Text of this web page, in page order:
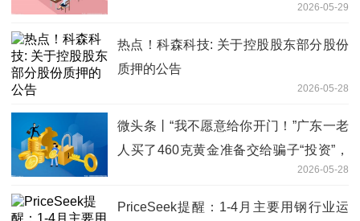
2026-05-29
热点！科森科技: 关于控股股东部分股份
质押的公告
2026-05-28
微头条丨“我不愿意给你开门！”广东一老
人买了460克黄金准备交给骗子“投资”，
2026-05-28
PriceSeek提醒：1-4月主要用钢行业运